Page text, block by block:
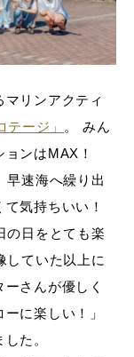
リンアクティ
テージ」
。 みん
ンはMAX！
早速海へ繰り出
気持ちいい！
の日をとても楽
していた以上に
さんが優しく
に楽しい！」
た。